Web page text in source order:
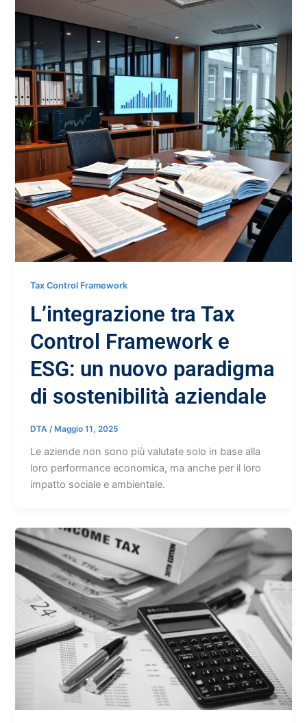
Tax Control Framework
L’integrazione tra Tax
Control Framework e
ESG: un nuovo paradigma
di sostenibilità aziendale
DTA/ Maggio 11, 2025
Le aziende non sono più valutate solo in base alla
loro performance economica, ma anche per il loro
impatto sociale e ambientale.